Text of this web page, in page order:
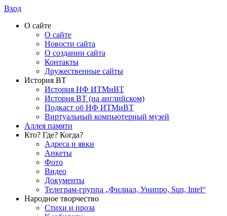
Вход
О сайте
О сайте
Новости сайта
О создании сайта
Контакты
Дружественные сайты
История ВТ
История НФ ИТМиВТ
История ВТ (на английском)
Подкаст об НФ ИТМиВТ
Виртуальный компьютерный музей
Аллея памяти
Кто? Где? Когда?
Адреса и явки
Анкеты
Фото
Видео
Документы
Телеграм-группа „Филиал, Унипро, Sun, Intel“
Народное творчество
Стихи и проза